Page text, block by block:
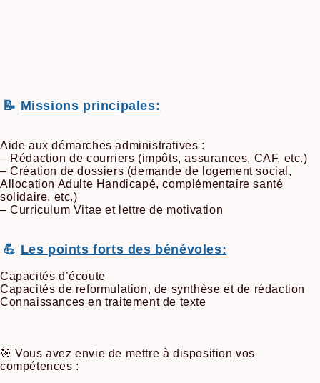
📝 Missions principales:
Aide aux démarches administratives :
– Rédaction de courriers (impôts, assurances, CAF, etc.)
– Création de dossiers (demande de logement social,
Allocation Adulte Handicapé, complémentaire santé
solidaire, etc.)
– Curriculum Vitae et lettre de motivation
💪 Les points forts des bénévoles:
Capacités d’écoute
Capacités de reformulation, de synthèse et de rédaction
Connaissances en traitement de texte
🎯 Vous avez envie de mettre à disposition vos
compétences :